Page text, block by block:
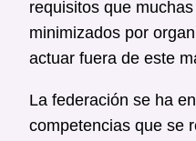
requisitos que
minimizados por
actuar fuera de este
La federación se ha
competencias que se